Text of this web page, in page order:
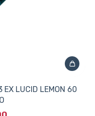
EX LUCID LEMON 60